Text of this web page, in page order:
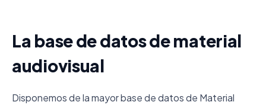
La base de datos de material
audiovisual
Disponemos de la mayor base de datos de Material